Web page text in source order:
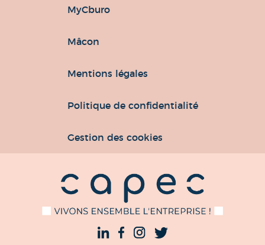
MyCburo
Mâcon
Mentions légales
Politique de confidentialité
Gestion des cookies